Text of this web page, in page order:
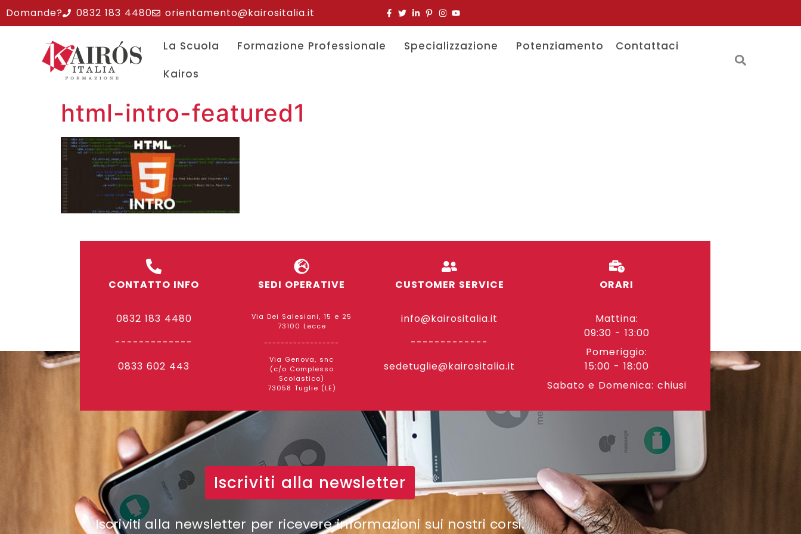
Domande? 0832 183 4480 orientamento@kairositalia.it
La Scuola Formazione Professionale Specializzazione Potenziamento
Contattaci
Kairos
html-intro-featured1
CONTATTO INFO
0832 183 4480
-------------
0833 602 443
SEDI OPERATIVE
Via Dei Salesiani, 15 e 25
73100 Lecce
------------------
Via Genova, snc
(c/o Complesso
Scolastico)
73058 Tuglie (LE)
CUSTOMER SERVICE
info@kairositalia.it
-------------
sedetuglie@kairositalia.it
ORARI
Mattina:
09:30 - 13:00
Pomeriggio:
15:00 - 18:00
Sabato e Domenica: chiusi
Iscriviti alla newsletter
Iscriviti alla newsletter per ricevere informazioni sui nostri corsi.